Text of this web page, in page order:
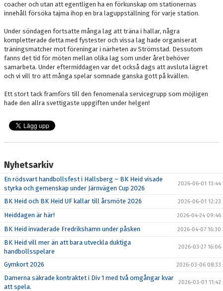
coacher och utan att egentligen ha en förkunskap om stationernas
innehåll försöka tajma ihop en bra laguppställning för varje station.
Under söndagen fortsatte många lag att träna i hallar, några
kompletterade detta med fystester och vissa lag hade organiserat
träningsmatcher mot föreningar i närheten av Strömstad. Dessutom
fanns det tid för möten mellan olika lag som under året behöver
samarbeta. Under eftermiddagen var det också dags att avsluta lägret
och vi vill tro att många spelar somnade ganska gott på kvällen.
Ett stort tack framförs till den fenomenala servicegrupp som möjligen
hade den allra svettigaste uppgiften under helgen!
Nyhetsarkiv
En rödsvart handbollsfest i Hallsberg – BK Heid visade
styrka och gemenskap under Järnvägen Cup 2026
2026-06-01 13:44
BK Heid och BK Heid UF kallar till årsmöte 2026 2026-06-01 12:23
Heiddagen är här! 2026-04-24 09:46
BK Heid invaderade Fredrikshamn under påsken 2026-04-07 16:30
BK Heid vill mer än att bara utveckla duktiga
handbollsspelare
2026-03-27 16:06
Gymkort 2026 2026-03-06 08:33
Damerna säkrade kontraktet i Div 1 med två omgångar kvar
att spela.
2026-03-01 11:42